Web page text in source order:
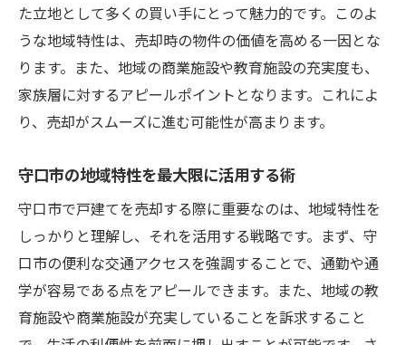
た立地として多くの買い手にとって魅力的です。このよ
うな地域特性は、売却時の物件の価値を高める一因とな
ります。また、地域の商業施設や教育施設の充実度も、
家族層に対するアピールポイントとなります。これによ
り、売却がスムーズに進む可能性が高まります。
守口市の地域特性を最大限に活用する術
守口市で戸建てを売却する際に重要なのは、地域特性を
しっかりと理解し、それを活用する戦略です。まず、守
口市の便利な交通アクセスを強調することで、通勤や通
学が容易である点をアピールできます。また、地域の教
育施設や商業施設が充実していることを訴求すること